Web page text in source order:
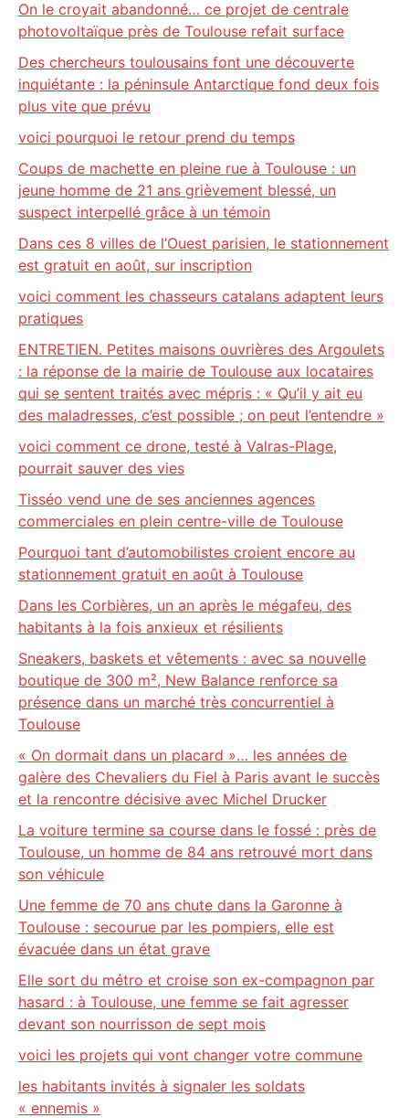
On le croyait abandonné… ce projet de centrale
photovoltaïque près de Toulouse refait surface
Des chercheurs toulousains font une découverte
inquiétante : la péninsule Antarctique fond deux fois
plus vite que prévu
voici pourquoi le retour prend du temps
Coups de machette en pleine rue à Toulouse : un
jeune homme de 21 ans grièvement blessé, un
suspect interpellé grâce à un témoin
Dans ces 8 villes de l’Ouest parisien, le stationnement
est gratuit en août, sur inscription
voici comment les chasseurs catalans adaptent leurs
pratiques
ENTRETIEN. Petites maisons ouvrières des Argoulets
: la réponse de la mairie de Toulouse aux locataires
qui se sentent traités avec mépris : « Qu’il y ait eu
des maladresses, c’est possible ; on peut l’entendre »
voici comment ce drone, testé à Valras-Plage,
pourrait sauver des vies
Tisséo vend une de ses anciennes agences
commerciales en plein centre-ville de Toulouse
Pourquoi tant d’automobilistes croient encore au
stationnement gratuit en août à Toulouse
Dans les Corbières, un an après le mégafeu, des
habitants à la fois anxieux et résilients
Sneakers, baskets et vêtements : avec sa nouvelle
boutique de 300 m², New Balance renforce sa
présence dans un marché très concurrentiel à
Toulouse
« On dormait dans un placard »… les années de
galère des Chevaliers du Fiel à Paris avant le succès
et la rencontre décisive avec Michel Drucker
La voiture termine sa course dans le fossé : près de
Toulouse, un homme de 84 ans retrouvé mort dans
son véhicule
Une femme de 70 ans chute dans la Garonne à
Toulouse : secourue par les pompiers, elle est
évacuée dans un état grave
Elle sort du métro et croise son ex-compagnon par
hasard : à Toulouse, une femme se fait agresser
devant son nourrisson de sept mois
voici les projets qui vont changer votre commune
les habitants invités à signaler les soldats
« ennemis »